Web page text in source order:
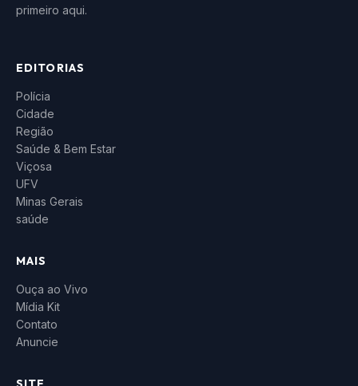
primeiro aqui.
EDITORIAS
Polícia
Cidade
Região
Saúde & Bem Estar
Viçosa
UFV
Minas Gerais
saúde
MAIS
Ouça ao Vivo
Mídia Kit
Contato
Anuncie